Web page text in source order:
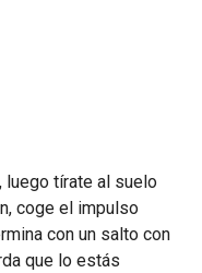
luego tírate al suelo
coge el impulso
con un salto con
que lo estás